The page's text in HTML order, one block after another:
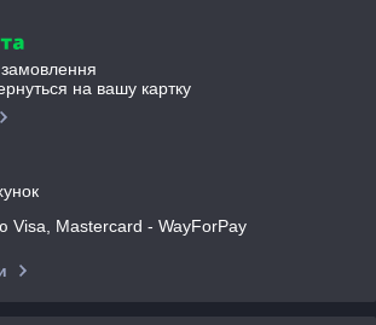
на вашу картку
Visa, Mastercard - WayForPay